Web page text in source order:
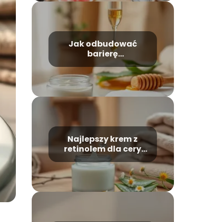
Jak odbudować
barierę
hydrolipidową?
Skuteczne metody
Najlepszy krem z
retinolem dla cery
wrażliwej — który
wybrać?